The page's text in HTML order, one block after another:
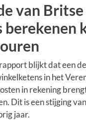
van Britse
berekenen
blijkt dat een
in het
in rekening
Dit is een stijging
jaar.